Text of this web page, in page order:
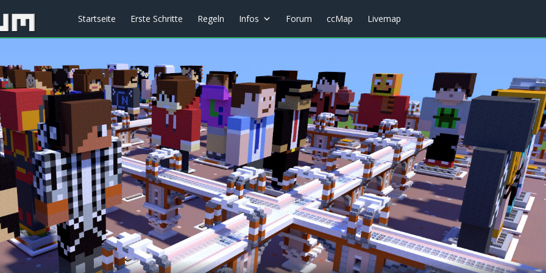
Startseite Erste Schritte Regeln Infos Forum ccMap Livemap